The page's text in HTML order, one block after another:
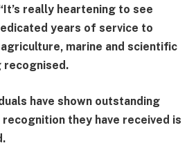
really heartening to see
years of service to
marine and scientific
recognised.
have shown outstanding
they have received is